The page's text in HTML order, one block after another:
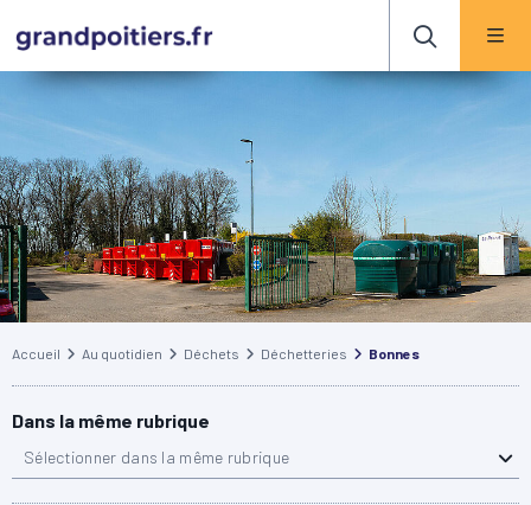
Accueil Au quotidien Déchets Déchetteries Bonnes
Dans la même rubrique
Sélectionner dans la même rubrique